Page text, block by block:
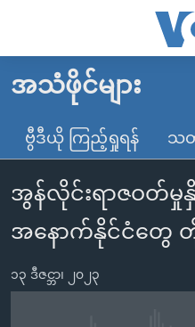
လွယ်ကူ
သည့်
Link
များ
ပင်မ
သို့
မူလစာမျက်နှာ
မြန်မာ
ကမ္ဘာ့သတင်းများ
နိုင်ငံတကာ
အမေရိကန်
အစ္စရေး-ပါလက်စတိုင်း
ဗွီဒီယို
သတင်းလွတ်လပ်ခွင့်
ရပ်ဝန်းတခု လမ်းတခု အလွန်
အင်္ဂလိပ်စာလေ့လာမယ်
အသံဖိုင်များ
ဗွီဒီယို ကြည့်ရှုရန် သတ
အွန်လိုင်းရာဇဝတ်မှု
အနောက်နိုင်ငံတွေ
၁၃ ဒီဇင္ဘာ၊ ၂၀၂၃